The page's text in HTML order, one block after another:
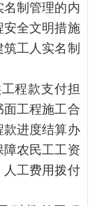
制管理的内
全文明措施
工人实名制
程款支付担
工程施工合
款进度结算办
农民工工资
工费用拨付